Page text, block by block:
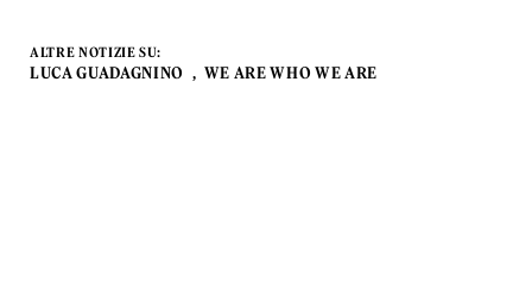
ALTRE NOTIZIE SU:
LUCA GUADAGNINO WE ARE WHO WE ARE